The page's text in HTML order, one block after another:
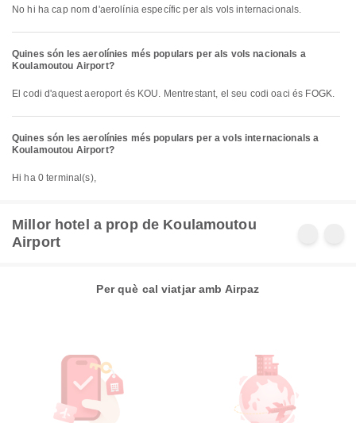
No hi ha cap nom d'aerolínia específic per als vols internacionals.
Quines són les aerolínies més populars per als vols nacionals a
Koulamoutou Airport?
El codi d'aquest aeroport és KOU. Mentrestant, el seu codi oaci és FOGK.
Quines són les aerolínies més populars per a vols internacionals a
Koulamoutou Airport?
Hi ha 0 terminal(s),
Millor hotel a prop de Koulamoutou
Airport
Per què cal viatjar amb Airpaz